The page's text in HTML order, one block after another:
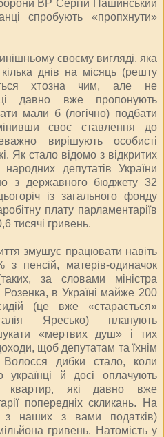
ВР Сергій Пашинський
спробують «пропхнути»
своєму вигляді, яка
днів на місяць (решту
хтозна чим, але не
давно вже пропонують
мали б (логічно) подбати
своє ставлення до
вирішують особисті
Як стало відомо з відкритих
депутатів України
з державного бюджету 32
із загального фонду
плату парламентаріїв
тисячі гривень.
змушує працювати навіть
з пенсій, матерів-одиначок
за словами міністра
Розенка, в Україні майже 200
(це вже «старається»
Яресько) планують
«мертвих душ» і тих
щоб депутатам та їхнім
дибки стало, коли
українці й досі оплачують
квартир, які давно вже
попередніх скликань. На
наших з вами податків)
гривень. Натомість у